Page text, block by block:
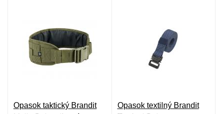
Opasok taktický Brandit
Opasok textilný Brandit